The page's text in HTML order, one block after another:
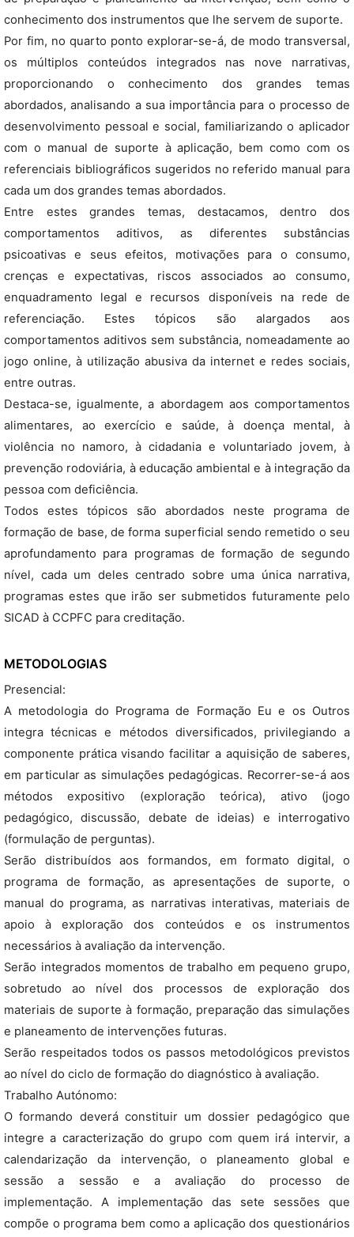
conhecimento dos instrumentos que lhe servem de suporte.
Por fim, no quarto ponto explorar-se-á, de modo transversal,
os múltiplos conteúdos integrados nas nove narrativas,
proporcionando o conhecimento dos grandes temas
abordados, analisando a sua importância para o processo de
desenvolvimento pessoal e social, familiarizando o aplicador
com o manual de suporte à aplicação, bem como com os
referenciais bibliográficos sugeridos no referido manual para
cada um dos grandes temas abordados.
Entre estes grandes temas, destacamos, dentro dos
comportamentos aditivos, as diferentes substâncias
psicoativas e seus efeitos, motivações para o consumo,
crenças e expectativas, riscos associados ao consumo,
enquadramento legal e recursos disponíveis na rede de
referenciação. Estes tópicos são alargados aos
comportamentos aditivos sem substância, nomeadamente ao
jogo online, à utilização abusiva da internet e redes sociais,
entre outras.
Destaca-se, igualmente, a abordagem aos comportamentos
alimentares, ao exercício e saúde, à doença mental, à
violência no namoro, à cidadania e voluntariado jovem, à
prevenção rodoviária, à educação ambiental e à integração da
pessoa com deficiência.
Todos estes tópicos são abordados neste programa de
formação de base, de forma superficial sendo remetido o seu
aprofundamento para programas de formação de segundo
nível, cada um deles centrado sobre uma única narrativa,
programas estes que irão ser submetidos futuramente pelo
SICAD à CCPFC para creditação.
METODOLOGIAS
Presencial:
A metodologia do Programa de Formação Eu e os Outros
integra técnicas e métodos diversificados, privilegiando a
componente prática visando facilitar a aquisição de saberes,
em particular as simulações pedagógicas. Recorrer-se-á aos
métodos expositivo (exploração teórica), ativo (jogo
pedagógico, discussão, debate de ideias) e interrogativo
(formulação de perguntas).
Serão distribuídos aos formandos, em formato digital, o
programa de formação, as apresentações de suporte, o
manual do programa, as narrativas interativas, materiais de
apoio à exploração dos conteúdos e os instrumentos
necessários à avaliação da intervenção.
Serão integrados momentos de trabalho em pequeno grupo,
sobretudo ao nível dos processos de exploração dos
materiais de suporte à formação, preparação das simulações
e planeamento de intervenções futuras.
Serão respeitados todos os passos metodológicos previstos
ao nível do ciclo de formação do diagnóstico à avaliação.
Trabalho Autónomo:
O formando deverá constituir um dossier pedagógico que
integre a caracterização do grupo com quem irá intervir, a
calendarização da intervenção, o planeamento global e
sessão a sessão e a avaliação do processo de
implementação. A implementação das sete sessões que
compõe o programa bem como a aplicação dos questionários